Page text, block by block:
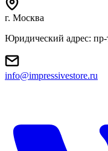
г. Москва
Юридический адрес: пр-
info@impressivestore.ru